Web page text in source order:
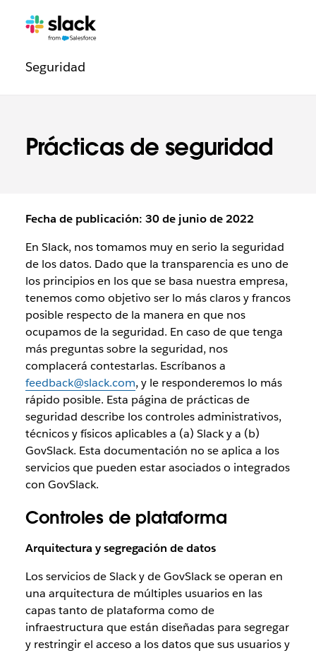
Prácticas de seguridad
Navegación
Legal
Páginas
Seguridadadicionales
Fecha de publicación: 30 de junio de 2022
En Slack, nos tomamos muy en serio la seguridad
de los datos. Dado que la transparencia es uno de
los principios en los que se basa nuestra empresa,
tenemos como objetivo ser lo más claros y francos
posible respecto de la manera en que nos
ocupamos de la seguridad. En caso de que tenga
más preguntas sobre la seguridad, nos
complacerá contestarlas. Escríbanos a
feedback@slack.com, y le responderemos lo más
rápido posible. Esta página de prácticas de
seguridad describe los controles administrativos,
técnicos y físicos aplicables a (a) Slack y a (b)
GovSlack. Esta documentación no se aplica a los
servicios que pueden estar asociados o integrados
con GovSlack.
Controles de plataforma
Arquitectura y segregación de datos
Los servicios de Slack y de GovSlack se operan en
una arquitectura de múltiples usuarios en las
capas tanto de plataforma como de
infraestructura que están diseñadas para segregar
y restringir el acceso a los datos que sus usuarios y